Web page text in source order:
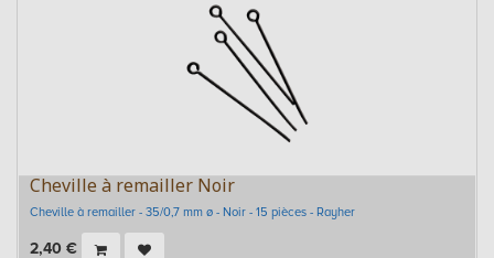
Cheville à remailler Noir
Cheville à remailler - 35/0,7 mm ø - Noir - 15 pièces - Rayher
2,40 €